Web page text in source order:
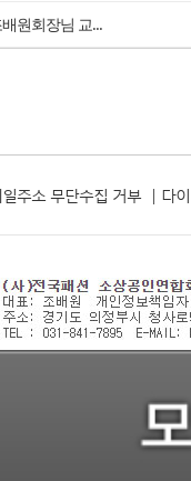
원회장님 교...
주소 무단수집 거부| 다